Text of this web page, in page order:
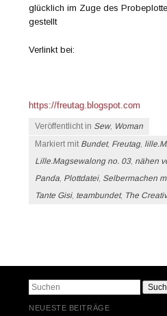
glücklich im Zuge des
gestellt
Verlinkt bei:
https://freutag.blogspot.com
Veröffentlicht in Sew, Woman
Markiert mit Bundet, Freutag,
Lille.Magsewalong no. 03, nähen
Panda Plottdatei, Selbermachen
Tante Gisi, teambundet, The
Suchen
NEUESTE BEITRÄGE